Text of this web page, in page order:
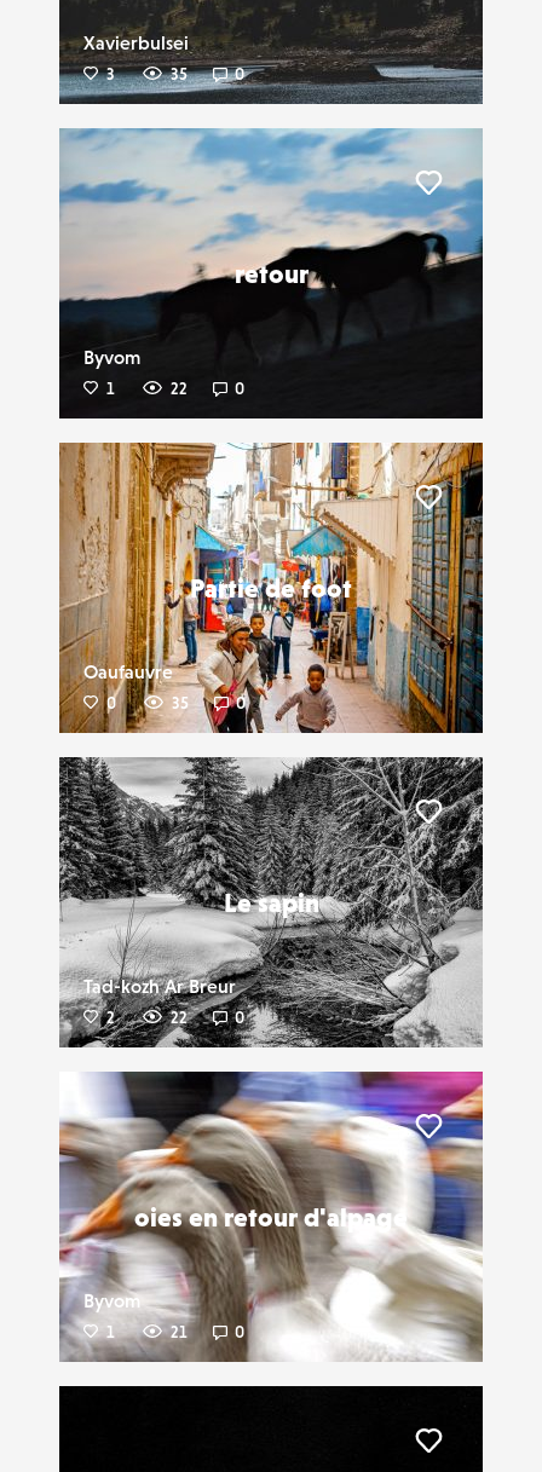
Xavierbulsei
3 35 0
retour
Byvom
1 22 0
Partie de foot
Oaufauvre
0 35 0
Liker
Le sapin
Tad-kozh Ar Breur
2 22 0
Liker
oies en retour d'alpage
Byvom
1 21 0
Liker